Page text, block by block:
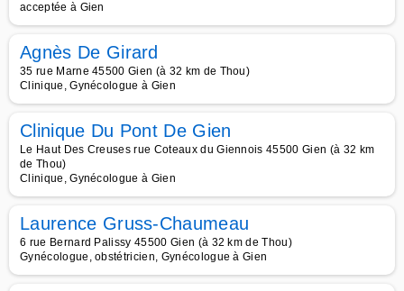
acceptée à Gien
Agnès De Girard
35 rue Marne 45500 Gien (à 32 km de Thou)
Clinique, Gynécologue à Gien
Clinique Du Pont De Gien
Le Haut Des Creuses rue Coteaux du Giennois 45500 Gien (à 32 km
de Thou)
Clinique, Gynécologue à Gien
Laurence Gruss-Chaumeau
6 rue Bernard Palissy 45500 Gien (à 32 km de Thou)
Gynécologue, obstétricien, Gynécologue à Gien